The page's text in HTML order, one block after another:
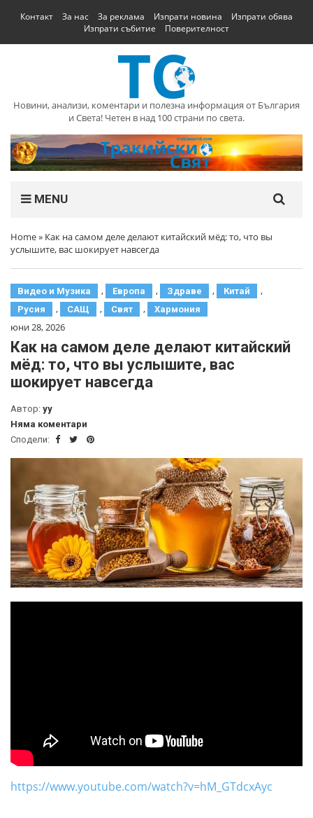
Контакт За нас За реклама Изпрати новина
Изпрати обява
Изпрати събитие
Поверителност
Новини, анализи, коментари и полезна информация от България
и Света! Четен в над 100 страни по света.
MENU
Home» Как на самом деле делают китайский мёд: то, что вы
услышите, вас шокирует навсегда
Видео и Музика , Европа , Здраве , Китай ,
Русия , САЩ , Свят , Хармония
юни 28, 2026
Как на самом деле делают китайский
мёд: то, что вы услышите, вас
шокирует навсегда
Автор: yy
Няма коментари
Сподели:
https://www.youtube.com/watch?v=hM_GTdcxAyc